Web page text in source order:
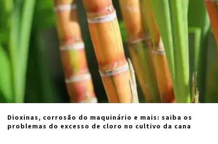
Dioxinas, corrosão do maquinário e mais: saiba os
problemas do excesso de cloro no cultivo da cana